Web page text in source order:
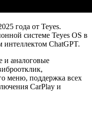
года от Teyes.
системе Teyes OS в
интеллектом ChatGPT.
аналоговые
меню, поддержка всех
CarPlay и